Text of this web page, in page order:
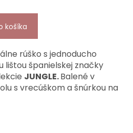
košíka
rúško s jednoducho
španielskej značky
JUNGLE.Balené v
s vrecúškom a šnúrkou na